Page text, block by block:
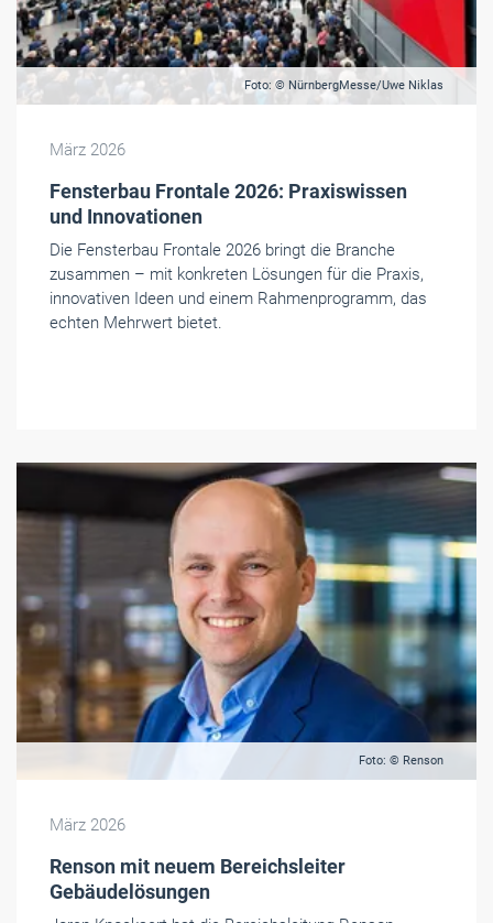
Foto: © NürnbergMesse/Uwe Niklas
März 2026
Fensterbau Frontale 2026: Praxiswissen
und Innovationen
Die Fensterbau Frontale 2026 bringt die Branche
zusammen – mit konkreten Lösungen für die Praxis,
innovativen Ideen und einem Rahmenprogramm, das
echten Mehrwert bietet.
Foto: © Renson
März 2026
Renson mit neuem Bereichsleiter
Gebäudelösungen